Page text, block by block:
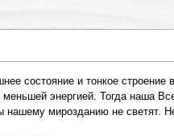
состояние и тонкое
энергией. Тогда наша
мирозданию не светят.